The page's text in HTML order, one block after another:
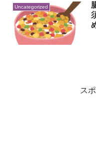
Uncategorized
ス